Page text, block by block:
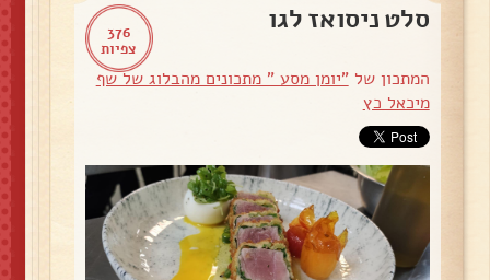
376
צפיות
סלט ניסואז לגו
המתכון של"יומן מסע " מתכונים מהבלוג של שף
מיכאל כץ